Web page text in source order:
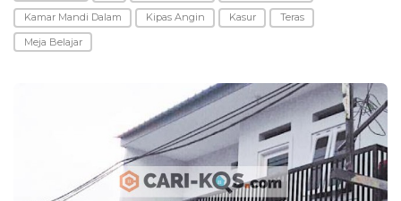
Kamar Mandi Dalam
Kipas Angin Kasur
Teras
Meja Belajar